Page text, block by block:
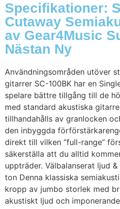
Specifikationer:
Cutaway
av Gear4Music
Nästan Ny
Användningsområden utöver
gitarrer SC-100BK har en
spelare bättre tillgång till de
med standard akustiska
tillhandahålls av granlocken
den inbyggda
direkt till vilken ”full-range”
säkerställa att du alltid
uppträder. Välbalanserat ljud
ton Denna klassiska
kropp av jumbo storlek med
akustiskt ljud och